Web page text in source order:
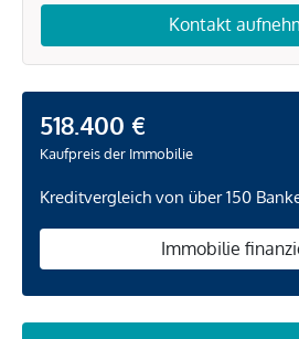
Kontakt
518.400 €
Kaufpreis der Immobilie
Kreditvergleich von über 150
Immobilie